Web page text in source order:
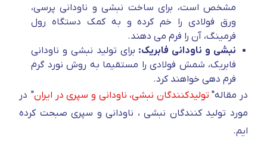
مشخص است، برای ساخت نبشی و ناودانی پرسی،
ورق فولادی را خم کرده و به کمک دستگاه رول
فرمینگ، آن را فرم می دهند.
نبشی و ناودانی فابریک: برای تولید نبشی و ناودانی
فابریک، شمش فولادی را مستقیما به روش نورد گرم
فرم دهی خواهند کرد.
در مقاله" تولیدکنندگان نبشی، ناودانی و سپری در ایران" در
مورد تولید کنندگان نبشی ، ناودانی و سپری صبحت کرده
ایم.